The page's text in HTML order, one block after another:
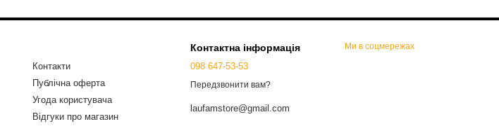
Контакти
Публічна оферта
Угода користувача
Відгуки про магазин
Контактна інформація
098 647-53-53
Передзвонити вам?
laufamstore@gmail.com
Ми в соцмережах